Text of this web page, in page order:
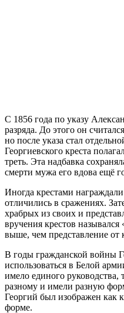
С 1856 года по указу
разряда. До этого он
но после указа стал
Георгиевского креста
треть. Эта надбавка
смерти мужа его вдова ещё
Иногда крестами
отличились в сражениях.
храбрых из своих и
вручения крестов
выше, чем представление от
В годы гражданской войны
использоваться в Белой
имело единого руководства,
разному и имели разную
Георгий был изображен как
форме.